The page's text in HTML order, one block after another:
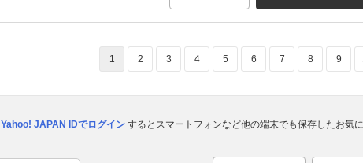
1 2 3 4 5 6 7 8 9
Yahoo! JAPAN IDでログインするとスマートフォンなど他の端末でも保存したお気